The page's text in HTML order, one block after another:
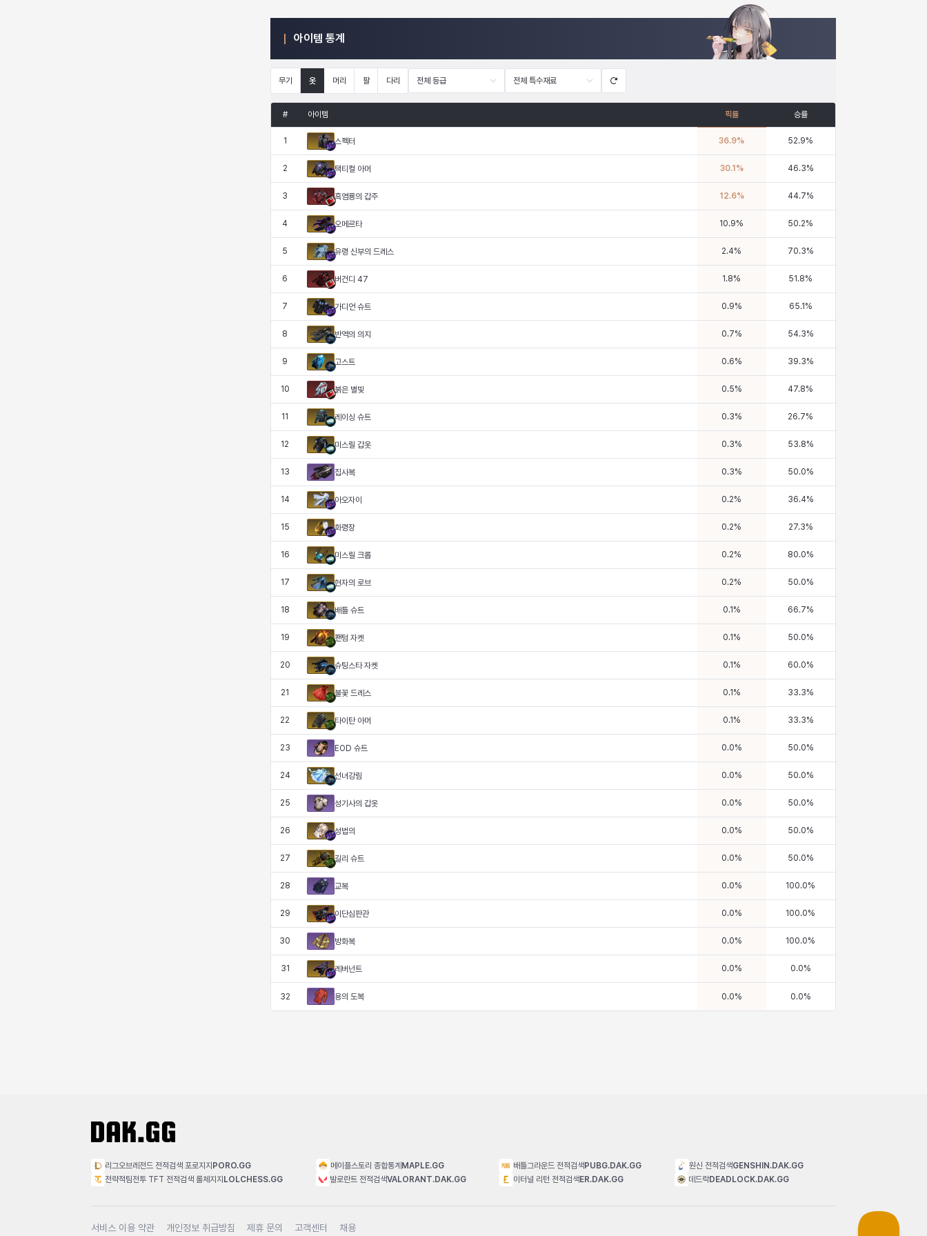
아이템 통계
무기 옷 머리 팔 다리 전체 등급 전체 특수재료
# 아이템 픽률 승률
1 스펙터 36.9% 52.9%
2 택티컬 아머 30.1 % 46.3%
3 흑염룡의 갑주 12.6% 44.7%
4 오메르타 10.9% 50.2%
5 유령 신부의 드레스 2.4% 70.3%
6 버건디 47 1.8% 51.8%
7 가디언 슈트 0.9% 65.1 %
8 반역의 의지 0.7% 54.3%
9 고스트 0.6% 39.3%
10 붉은 별빛 0.5% 47.8%
11 레이싱 슈트 0.3% 26.7%
12 미스릴 갑옷 0.3% 53.8%
13 집사복 0.3% 50.0%
14 아오자이 0.2% 36.4%
15 화령장 0.2% 27.3%
16 미스릴 크롭 0.2% 80.0%
17 현자의 로브 0.2% 50.0%
18 배틀 슈트 0.1 % 66.7%
19 팬텀 자켓 0.1 % 50.0%
20 슈팅스타 자켓 0.1 % 60.0%
21 불꽃 드레스 0.1 % 33.3%
22 타이탄 아머 0.1 % 33.3%
23 EOD 슈트 0.0% 50.0%
24 선녀강림 0.0% 50.0%
25 성기사의 갑옷 0.0% 50.0%
26 성법의 0.0% 50.0%
27 길리 슈트 0.0% 50.0%
28 교복 0.0% 100.0%
29 이단심판관 0.0% 100.0%
30 방화복 0.0% 100.0%
31 레버넌트 0.0% 0.0%
32 용의 도복 0.0% 0.0%
리그오브레전드 전적검색 포로지지PORO.GG
전략적팀전투 TFT 전적검색 롤체지지LOLCHESS.GG
메이플스토리 종합통계MAPLE.GG
발로란트 전적검색VALORANT.DAK.GG
배틀그라운드 전적검색PUBG.DAK.GG
이터널 리턴 전적검색ER.DAK.GG
원신 전적검색GENSHIN.DAK.GG
데드락DEADLOCK.DAK.GG
서비스 이용 약관 개인정보 취급방침 제휴 문의 고객센터 채용